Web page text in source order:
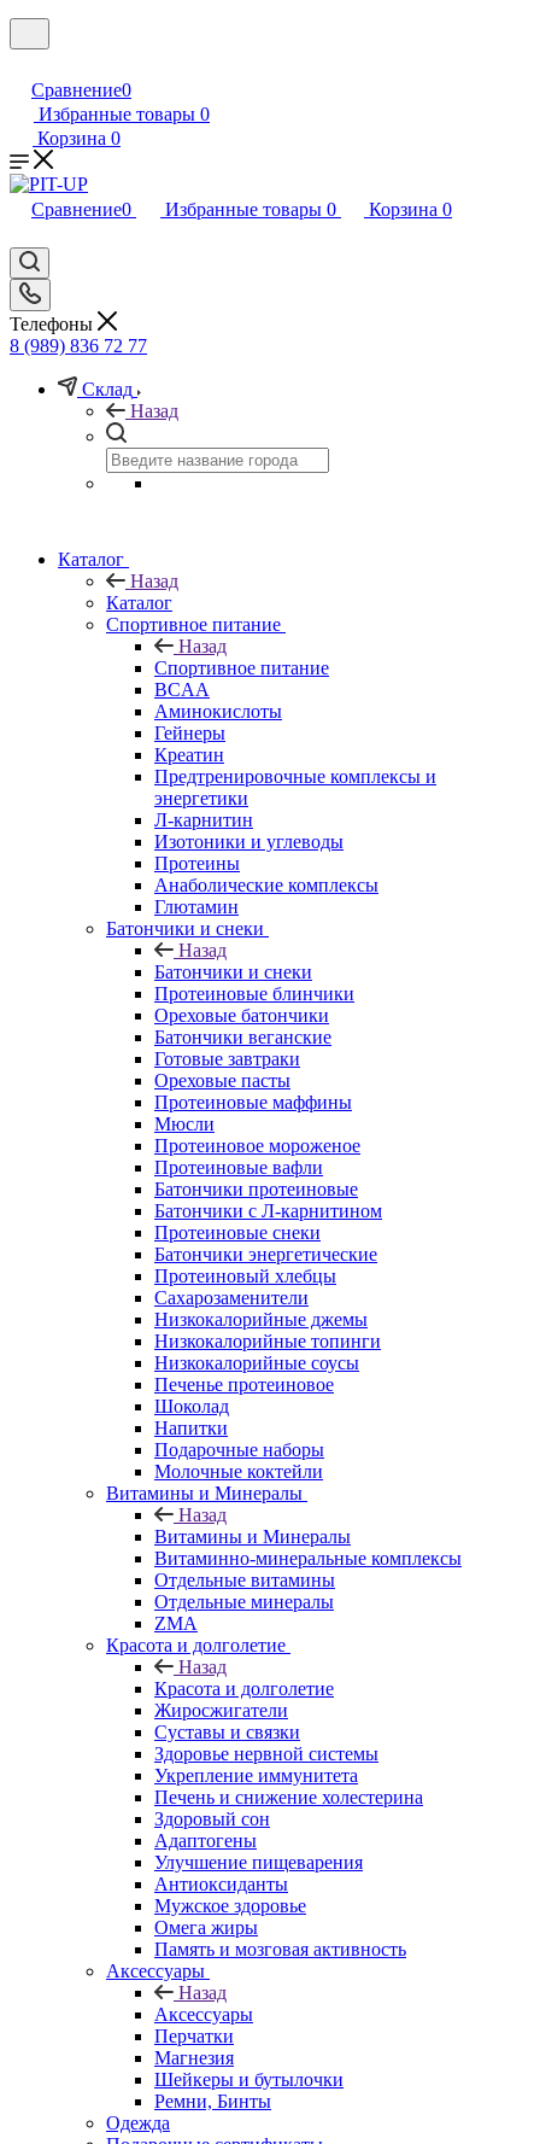
Сравнение0
Избранные товары 0
Корзина 0
Сравнение0 Избранные товары 0 Корзина 0
Телефоны
8 (989) 836 72 77
Склад
Назад
Каталог
Назад
Каталог
Спортивное питание
Назад
Спортивное питание
BCAA
Аминокислоты
Гейнеры
Креатин
Предтренировочные комплексы и
энергетики
Л-карнитин
Изотоники и углеводы
Протеины
Анаболические комплексы
Глютамин
Батончики и снеки
Назад
Батончики и снеки
Протеиновые блинчики
Ореховые батончики
Батончики веганские
Готовые завтраки
Ореховые пасты
Протеиновые маффины
Мюсли
Протеиновое мороженое
Протеиновые вафли
Батончики протеиновые
Батончики с Л-карнитином
Протеиновые снеки
Батончики энергетические
Протеиновый хлебцы
Сахарозаменители
Низкокалорийные джемы
Низкокалорийные топинги
Низкокалорийные соусы
Печенье протеиновое
Шоколад
Напитки
Подарочные наборы
Молочные коктейли
Витамины и Минералы
Назад
Витамины и Минералы
Витаминно-минеральные комплексы
Отдельные витамины
Отдельные минералы
ZMA
Красота и долголетие
Назад
Красота и долголетие
Жиросжигатели
Суставы и связки
Здоровье нервной системы
Укрепление иммунитета
Печень и снижение холестерина
Здоровый сон
Адаптогены
Улучшение пищеварения
Антиоксиданты
Мужское здоровье
Омега жиры
Память и мозговая активность
Аксессуары
Назад
Аксессуары
Перчатки
Магнезия
Шейкеры и бутылочки
Ремни, Бинты
Одежда